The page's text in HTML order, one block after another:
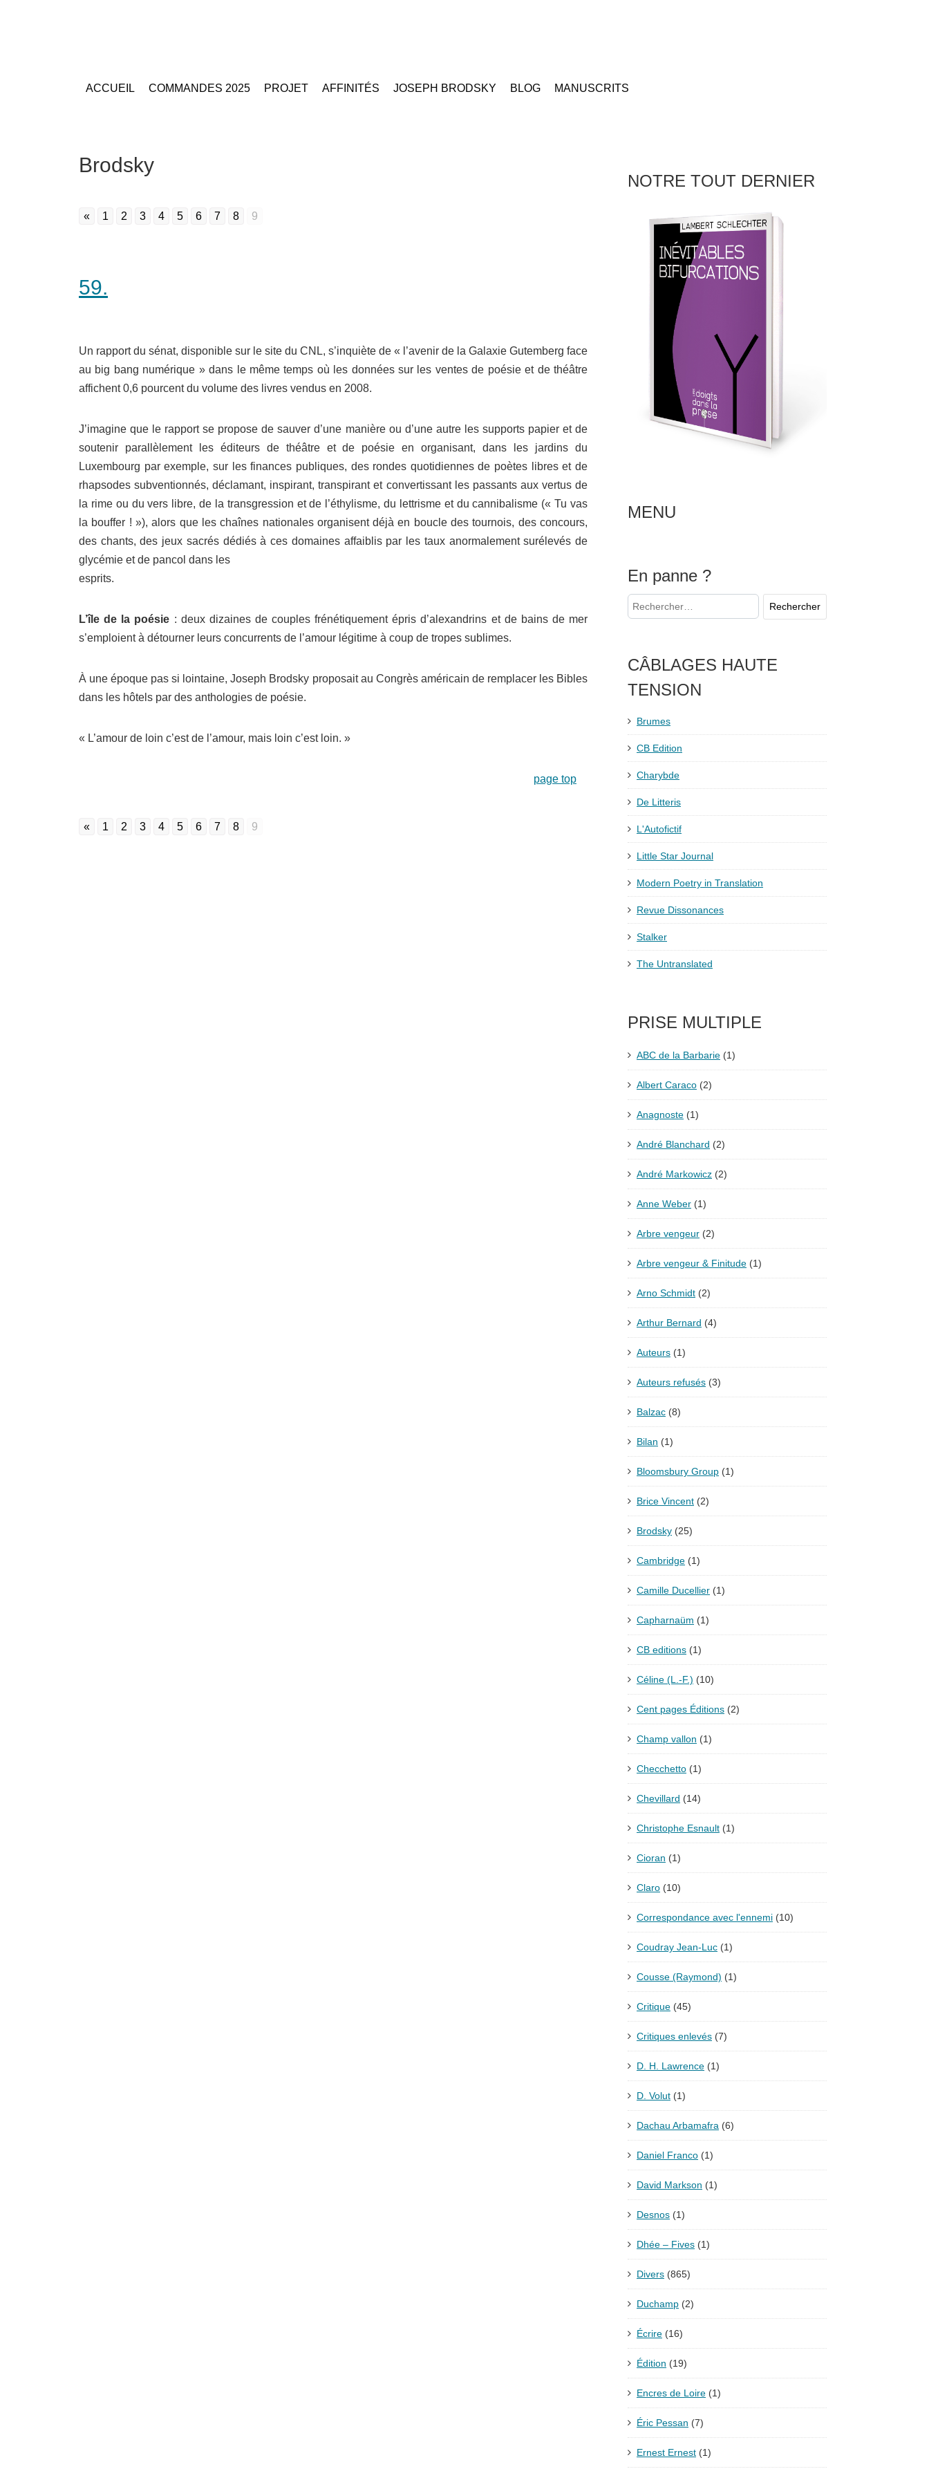
ACCUEIL COMMANDES 2025 PROJET AFFINITÉS JOSEPH BRODSKY BLOG MANUSCRITS
Brodsky
« 1 2 3 4 5 6 7 8 9
59.
Un rapport du sénat, disponible sur le site du CNL, s’inquiète de « l’avenir de la Galaxie Gutemberg face
au big bang numérique » dans le même temps où les données sur les ventes de poésie et de théâtre
affichent 0,6 pourcent du volume des livres vendus en 2008.
J’imagine que le rapport se propose de sauver d’une manière ou d’une autre les supports papier et de
soutenir parallèlement les éditeurs de théâtre et de poésie en organisant, dans les jardins du
Luxembourg par exemple, sur les finances publiques, des rondes quotidiennes de poètes libres et de
rhapsodes subventionnés, déclamant, inspirant, transpirant et convertissant les passants aux vertus de
la rime ou du vers libre, de la transgression et de l’éthylisme, du lettrisme et du cannibalisme (« Tu vas
la bouffer ! »), alors que les chaînes nationales organisent déjà en boucle des tournois, des concours,
des chants, des jeux sacrés dédiés à ces domaines affaiblis par les taux anormalement surélevés de
glycémie et de pancol dans les
esprits.
L’île de la poésie : deux dizaines de couples frénétiquement épris d’alexandrins et de bains de mer
s’emploient à détourner leurs concurrents de l’amour légitime à coup de tropes sublimes.
À une époque pas si lointaine, Joseph Brodsky proposait au Congrès américain de remplacer les Bibles
dans les hôtels par des anthologies de poésie.
« L’amour de loin c’est de l’amour, mais loin c’est loin. »
page top
« 1 2 3 4 5 6 7 8 9
NOTRE TOUT DERNIER
MENU
En panne ?
CÂBLAGES HAUTE
TENSION
Brumes
CB Edition
Charybde
De Litteris
L'Autofictif
Little Star Journal
Modern Poetry in Translation
Revue Dissonances
Stalker
The Untranslated
PRISE MULTIPLE
ABC de la Barbarie (1)
Albert Caraco (2)
Anagnoste (1)
André Blanchard (2)
André Markowicz (2)
Anne Weber (1)
Arbre vengeur (2)
Arbre vengeur & Finitude (1)
Arno Schmidt (2)
Arthur Bernard (4)
Auteurs (1)
Auteurs refusés (3)
Balzac (8)
Bilan (1)
Bloomsbury Group (1)
Brice Vincent (2)
Brodsky (25)
Cambridge (1)
Camille Ducellier (1)
Capharnaüm (1)
CB editions (1)
Céline (L.-F.) (10)
Cent pages Éditions (2)
Champ vallon (1)
Checchetto (1)
Chevillard (14)
Christophe Esnault (1)
Cioran (1)
Claro (10)
Correspondance avec l'ennemi (10)
Coudray Jean-Luc (1)
Cousse (Raymond) (1)
Critique (45)
Critiques enlevés (7)
D. H. Lawrence (1)
D. Volut (1)
Dachau Arbamafra (6)
Daniel Franco (1)
David Markson (1)
Desnos (1)
Dhée – Fives (1)
Divers (865)
Duchamp (2)
Écrire (16)
Édition (19)
Encres de Loire (1)
Éric Pessan (7)
Ernest Ernest (1)